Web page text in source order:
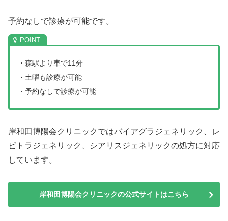
予約なしで診療が可能です。
・森駅より車で11分
・土曜も診療が可能
・予約なしで診療が可能
岸和田博陽会クリニックではバイアグラジェネリック、レ
ビトラジェネリック、シアリスジェネリックの処方に対応
しています。
岸和田博陽会クリニックの公式サイトはこちら